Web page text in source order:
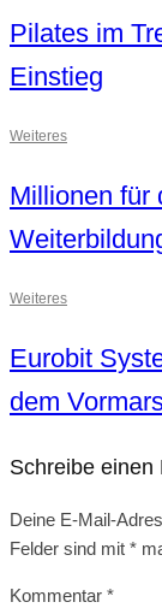
Pilates im
Einstieg
Weiteres
Millionen für
Weiteres
Eurobit
dem
Schreibe einen
Deine E-Mail-
Felder sind mit *
Kommentar *